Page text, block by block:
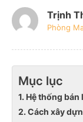
Trịnh
Phòng
Mục lục
1. Hệ thống bán
2. Cách xây